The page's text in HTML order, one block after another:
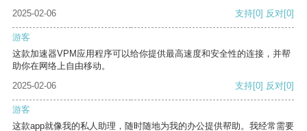
2025-02-06
支持[0] 反对[0]
游客
这款加速器VPM应用程序可以给你提供最高速度和安全性的连接，并帮
助你在网络上自由移动。
2025-02-06
支持[0] 反对[0]
游客
这款app就像我的私人助理，随时随地为我的办公提供帮助。我经常需要